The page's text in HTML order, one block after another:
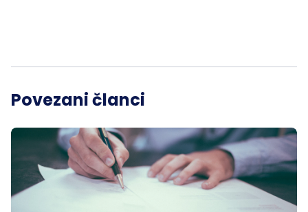
Povezani članci